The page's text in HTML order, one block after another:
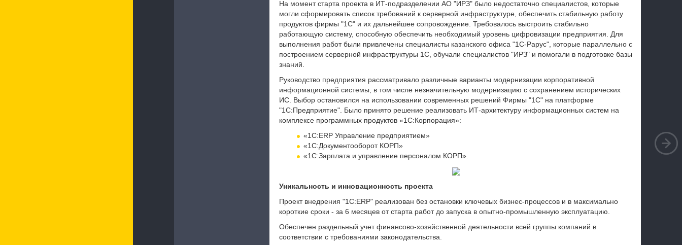
На момент старта проекта в ИТ-подразделении АО "ИРЗ" было недостаточно специалистов, которые
могли сформировать список требований к серверной инфраструктуре, обеспечить стабильную работу
продуктов фирмы "1С" и их дальнейшее сопровождение. Требовалось выстроить стабильно
работающую систему, способную обеспечить необходимый уровень цифровизации предприятия. Для
выполнения работ были привлечены специалисты казанского офиса "1С-Рарус", которые параллельно с
построением серверной инфраструктуры 1С, обучали специалистов "ИРЗ" и помогали в подготовке базы
знаний.
Руководство предприятия рассматривало различные варианты модернизации корпоративной
информационной системы, в том числе незначительную модернизацию с сохранением исторических
ИС. Выбор остановился на использовании современных решений Фирмы "1С" на платформе
"1С:Предприятие". Было принято решение реализовать ИТ-архитектуру информационных систем на
комплексе программных продуктов «1С:Корпорация»:
«1С:ERP Управление предприятием»
«1С:Документооборот КОРП»
«1С:Зарплата и управление персоналом КОРП».
Уникальность и инновационность проекта
Проект внедрения "1С:ERP" реализован без остановки ключевых бизнес-процессов и в максимально
короткие сроки - за 6 месяцев от старта работ до запуска в опытно-промышленную эксплуатацию.
Обеспечен раздельный учет финансово-хозяйственной деятельности всей группы компаний в
соответствии с требованиями законодательства.